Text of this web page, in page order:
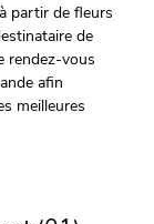
partir de fleurs
de
rendez-vous
afin
meilleures